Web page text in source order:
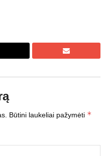
Būtini laukeliai pažymėti *